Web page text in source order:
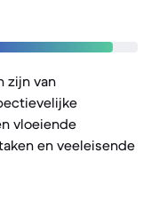
zijn van
vloeiende
en veeleisende